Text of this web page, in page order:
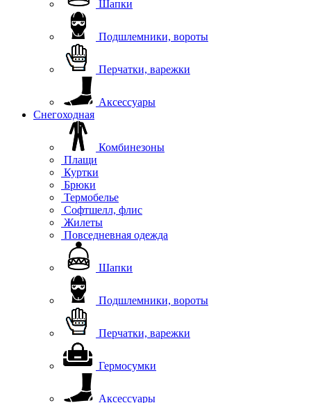
Шапки
Подшлемники, вороты
Перчатки, варежки
Аксессуары
Снегоходная
Комбинезоны
Плащи
Куртки
Брюки
Термобелье
Софтшелл, флис
Жилеты
Повседневная одежда
Шапки
Подшлемники, вороты
Перчатки, варежки
Гермосумки
Аксессуары